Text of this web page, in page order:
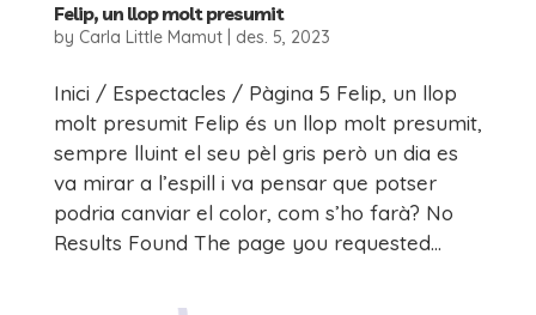
Felip, un llop molt presumit
by Carla Little Mamut| des. 5, 2023
Inici / Espectacles / Pàgina 5 Felip, un llop
molt presumit Felip és un llop molt presumit,
sempre lluint el seu pèl gris però un dia es
va mirar a l’espill i va pensar que potser
podria canviar el color, com s’ho farà? No
Results Found The page you requested...